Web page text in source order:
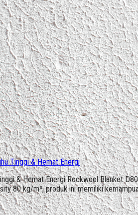
Tinggi & Hemat Energi
& Hemat Energi Rockwool Blanket
80 kg/m³, produk ini memiliki